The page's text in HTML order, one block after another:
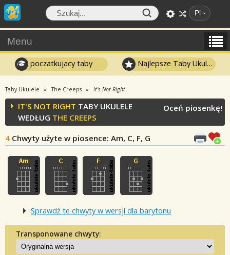
Pl
Menu
poczatkujacy taby Najlepsze Taby Ukulele
Taby Ukulele The Creeps It's Not Right
IT'S NOT RIGHT TABY UKULELE
WEDŁUG THE CREEPS
4 Chwyty użyte w piosence: Am, C, F, G
Oceń piosenkę!
Sprawdź te chwyty w wersji dla barytonu
Transponowane chwyty: